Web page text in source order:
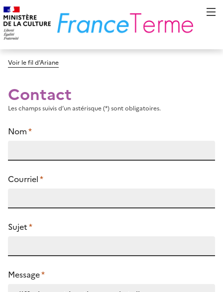
Voir le fil d’Ariane
Contact
Les champs suivis d’un astérisque (*) sont obligatoires.
Nom*
Courriel*
Sujet*
Message*